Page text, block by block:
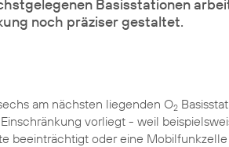
Basisstationen
noch präziser gestaltet.
am nächsten liegenden O2
vorliegt - weil
beeinträchtigt oder eine